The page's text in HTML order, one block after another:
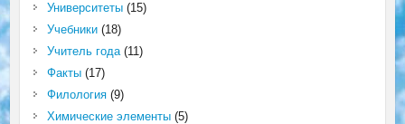
Университеты(15)
Учебники(18)
Учитель года(11)
Факты(17)
Филология(9)
Химические элементы(5)